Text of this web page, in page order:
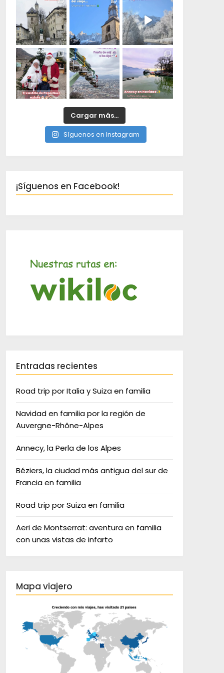
Cargar más...
Síguenos en Instagram
¡Síguenos en Facebook!
Entradas recientes
Road trip por Italia y Suiza en familia
Navidad en familia por la región de
Auvergne-Rhône-Alpes
Annecy, la Perla de los Alpes
Béziers, la ciudad más antigua del sur de
Francia en familia
Road trip por Suiza en familia
Aeri de Montserrat: aventura en familia
con unas vistas de infarto
Mapa viajero